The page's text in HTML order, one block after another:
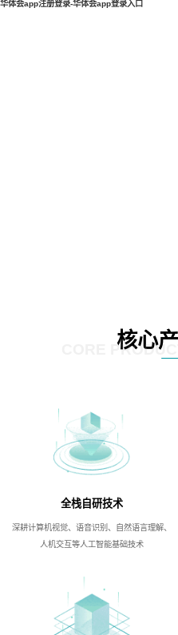
华体会app注册登录-华体会app登录入口
核心
CORE
全栈自研技术
深耕计算机视觉、语音识别、自然语言理解、
人机交互等人工智能基础技术